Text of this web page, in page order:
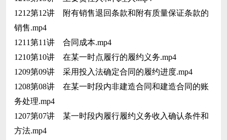
1212第12讲 附有销售退回条款和附有质量保证条款的
销售.mp4
1211第11讲 合同成本.mp4
1210第10讲 在某一时点履行的履约义务.mp4
1209第09讲 采用投入法确定合同的履约进度.mp4
1208第08讲 在某一时段内非建造合同和建造合同的账
务处理.mp4
1207第07讲 某一时段内履行履约义务收入确认条件和
方法.mp4